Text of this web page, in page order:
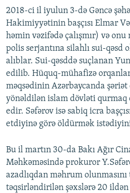
2018-ci il iyulun 3-də Gəncə
Hakimiyyətinin başçısı Elmar
həmin vəzifədə çalışmır) və
polis serjantına silahlı sui-qəsd
alıblar. Sui-qəsddə suçlanan
edilib. Hüquq-mühafizə
məqsədinin Azərbaycanda şəriət
yönəldilən islam dövləti
edir. Səfərov isə sabiq icra
etdiyinə görə öldürmək
Bu il martın 30-da Bakı Ağır
Məhkəməsində prokuror
azadlıqdan məhrum
təqsirləndirilən şəxslərə 20